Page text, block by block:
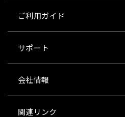
ご利用ガイド
サポート
会社情報
関連リンク